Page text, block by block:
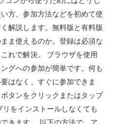
方、参加方法などを初めて使
解説します。無料版と有料版
ま使えるのか。登録は必須な
れで解決。 ブラウザを使用
グへの参加が簡単です。何も
はなく、すぐに参加できま
タンをクリックまたはタップ
をインストールしなくても
きます。 以下の方法で、ア